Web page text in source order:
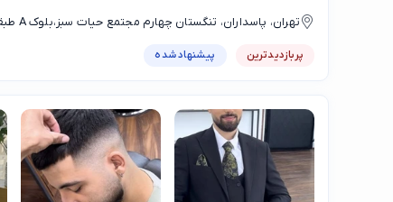
تهران، پاسداران، تنگستان چهارم مجتمع حیات سبز،بلوک A طبقه ۵ واحد ۵۰۶
پربازدیدترین پیشنهاد شده